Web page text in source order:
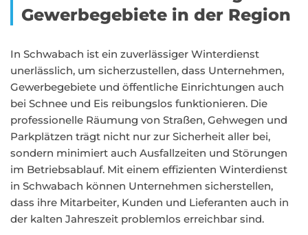
Gewerbegebiete in der Region
In Schwabach ist ein zuverlässiger Winterdienst
unerlässlich, um sicherzustellen, dass Unternehmen,
Gewerbegebiete und öffentliche Einrichtungen auch
bei Schnee und Eis reibungslos funktionieren. Die
professionelle Räumung von Straßen, Gehwegen und
Parkplätzen trägt nicht nur zur Sicherheit aller bei,
sondern minimiert auch Ausfallzeiten und Störungen
im Betriebsablauf. Mit einem effizienten Winterdienst
in Schwabach können Unternehmen sicherstellen,
dass ihre Mitarbeiter, Kunden und Lieferanten auch in
der kalten Jahreszeit problemlos erreichbar sind.